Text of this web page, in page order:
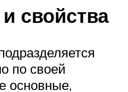
свойства
по своей
основные,